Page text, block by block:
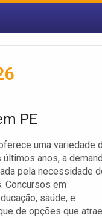
PE
uma variedade
anos, a
pela necessidade
Concursos em
saúde, e
de opções que